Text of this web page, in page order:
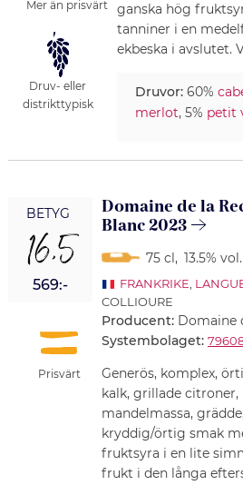
Mer än prisvärt
Druv- eller
distrikttypisk
ganska hög
tanniner i en
ekbeska i avslutet.
Druvor:60%
merlot, 5% petit
BETYG
16,5
569:-
Prisvärt
Domaine de la
Blanc 2023
75 cl , 13.5% vol.
FRANKRIKE,
COLLIOURE
Producent: Domaine
Systembolaget:
Generös, komplex,
kalk, grillade citroner,
mandelmassa,
kryddig/örtig smak
fruktsyra i en lite
frukt i den långa